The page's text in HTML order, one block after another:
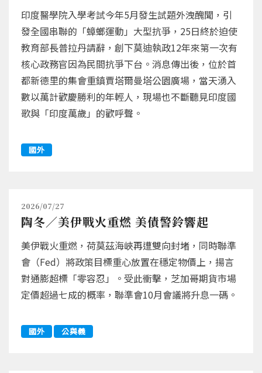
印度醫學院入學考試今年5月發生試題外洩醜聞，引
發全國串聯的「蟑螂運動」大型抗爭，25日終於迫使
教育部長普拉丹請辭，創下莫迪執政12年來第一次有
核心政務官因為民間抗爭下台。消息傳出後，位於首
都新德里的集會重鎮賈塔爾曼塔公園廣場，當天湧入
數以萬計歡慶勝利的年輕人，現場也不斷聽見印度國
歌與「印度萬歲」的歡呼聲。
國外
2026/07/27
陶冬／美伊戰火重燃 美債警鈴響起
美伊戰火重燃，荷莫茲海峽再遭雙向封堵，同時聯準
會（Fed）將政策目標重心放置在穩定物價上，揚言
對通膨超標「零容忍」。受此衝擊，芝加哥期貨市場
定價超過七成的概率，聯準會10月會議將升息一碼。
國外 公與義